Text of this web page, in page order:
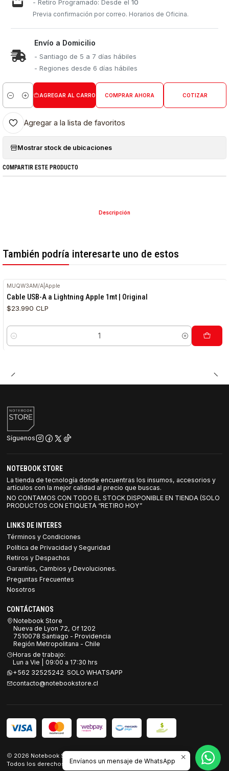
- Retiro Programado: Desde el10
Previa confirmación por correo. Horarios de Oficina.
Envío a Domicilio
- Santiago de 5 a 7 días hábiles
- Regiones desde 6 días hábiles
Cantidad
AGREGAR AL CARRO COMPRAR AHORA COTIZAR
Agregar a la lista de favoritos
Mostrar stock de ubicaciones
COMPARTIR ESTE PRODUCTO
Descripción
También podría interesarte uno de estos
MUQW3AM/A |Apple
Cable USB-A a Lightning Apple 1mt | Original
$23.990 CLP
Cantidad
Síguenos
NOTEBOOK STORE
La tienda de tecnología donde encuentras los insumos, accesorios y
artículos con la mejor calidad al precio que buscas.
NO CONTAMOS CON TODO EL STOCK DISPONIBLE EN TIENDA (SOLO
PRODUCTOS CON ETIQUETA “RETIRO HOY”
LINKS DE INTERES
Términos y Condiciones
Política de Privacidad y Seguridad
Retiros y Despachos
Garantías, Cambios y Devoluciones.
Preguntas Frecuentes
Nosotros
CONTÁCTANOS
Notebook Store
Nueva de Lyon 72, Of 1202
7510078 Santiago - Providencia
Región Metropolitana - Chile
Horas de trabajo:
Lun a Vie | 09:00 a 17:30 hrs
+562 32525242 SOLO WHATSAPP
contacto@notebookstore.cl
2026 Notebook Store.
Todos los derechos reservados.Desarrollado por Jumpseller
Envíanos un mensaje de WhatsApp